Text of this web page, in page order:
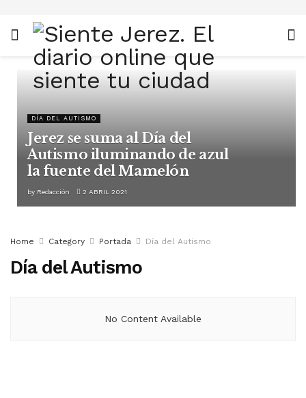
DÍA DEL AUTISMO
Jerez se suma al Día del
Autismo iluminando de azul
la fuente del Mamelón
by Redacción 2 ABRIL 2021
Home Category Portada Día del Autismo
Día del Autismo
No Content Available